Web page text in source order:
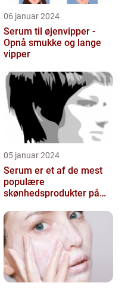
06 januar 2024
Serum til øjenvipper -
Opnå smukke og lange
vipper
05 januar 2024
Serum er et af de mest
populære
skønhedsprodukter på
ansigt er en vigtig de...